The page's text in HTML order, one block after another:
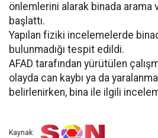
önlemlerini alarak binada arama
başlattı.
Yapılan fiziki incelemelerde
bulunmadığı tespit edildi.
AFAD tarafından yürütülen
olayda can kaybı ya da yaralanma
belirlenirken, bina ile ilgili
Kaynak: